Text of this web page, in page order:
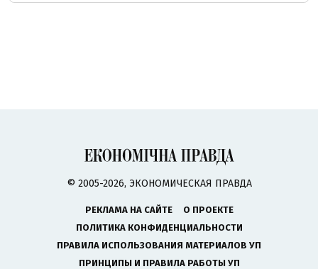
© 2005-2026, ЭКОНОМИЧЕСКАЯ ПРАВДА
РЕКЛАМА НА САЙТЕ
О ПРОЕКТЕ
ПОЛИТИКА КОНФИДЕНЦИАЛЬНОСТИ
ПРАВИЛА ИСПОЛЬЗОВАНИЯ МАТЕРИАЛОВ УП
ПРИНЦИПЫ И ПРАВИЛА РАБОТЫ УП